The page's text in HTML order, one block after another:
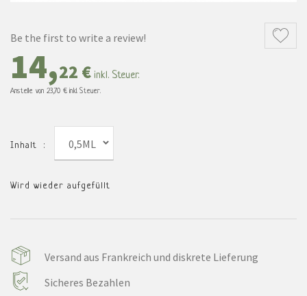
Be the first to write a review!
14,22 € inkl. Steuer.
Anstelle von 23,70 € inkl. Steuer.
Inhalt : 0,5ML
Wird wieder aufgefüllt
Versand aus Frankreich und diskrete Lieferung
Sicheres Bezahlen